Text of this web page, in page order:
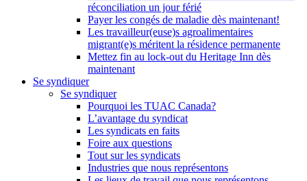
réconciliation un jour férié
Payer les congés de maladie dès maintenant!
Les travailleur(euse)s agroalimentaires
migrant(e)s méritent la résidence permanente
Mettez fin au lock-out du Heritage Inn dès
maintenant
Se syndiquer
Se syndiquer
Pourquoi les TUAC Canada?
L’avantage du syndicat
Les syndicats en faits
Foire aux questions
Tout sur les syndicats
Industries que nous représentons